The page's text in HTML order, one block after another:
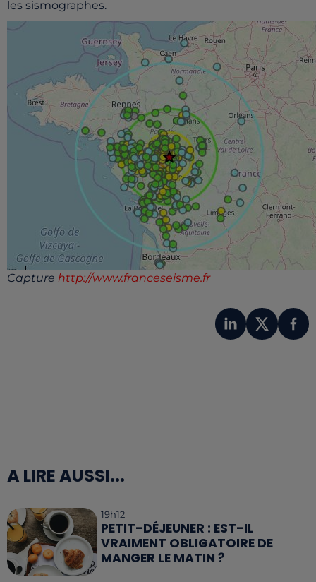
les sismographes.
Capture http://www.franceseisme.fr
A LIRE AUSSI...
19h12
PETIT-DÉJEUNER : EST-IL
VRAIMENT OBLIGATOIRE DE
MANGER LE MATIN ?